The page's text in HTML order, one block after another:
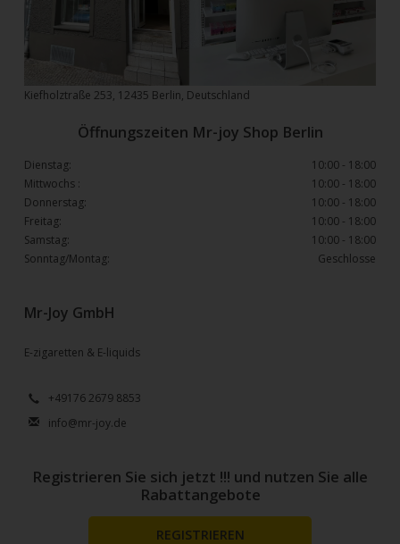
Mr-Joy GmbH
E-zigaretten & E-liquids
+49176 2679 8853
info@mr-joy.de
Kiefholztraße 253, 12435 Berlin, Deutschland
Öffnungszeiten Mr-joy Shop Berlin
Dienstag:
10:00 - 18:00
Mittwochs :
10:00 - 18:00
Donnerstag:
10:00 - 18:00
Freitag:
10:00 - 18:00
Samstag:
10:00 - 18:00
Sonntag/Montag:
Geschlosse
Registrieren Sie sich jetzt !!! und nutzen Sie alle
Rabattangebote
REGISTRIEREN